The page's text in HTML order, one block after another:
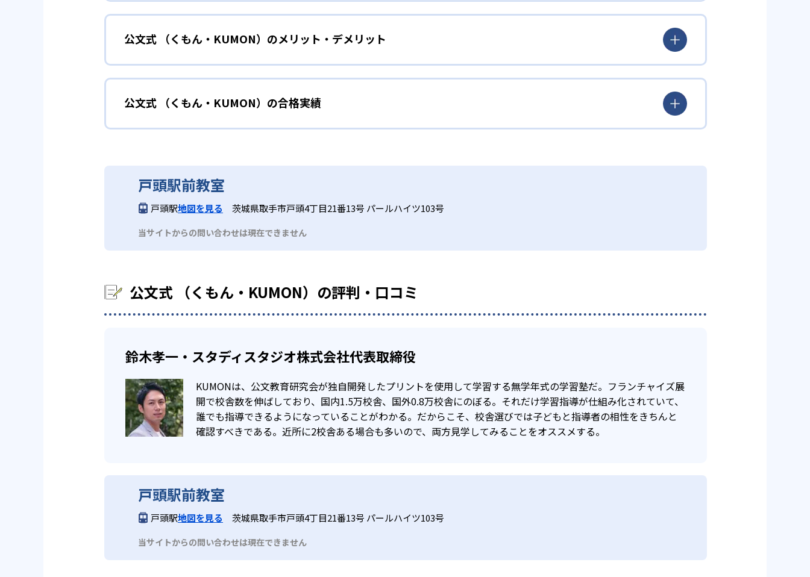
確実に100点が取れるレベルから少しずつ難易度を上げていくことで子どもたちは多くの成功体験を積み、学習する楽しさを経験
できる。
02 自学自習スタイル
KUMONの教材は、簡単な問題から高度な問題へと、スモールステップで進んでいけるよう工夫されている。このスタイルは子ど
時期から高校教材に進む生徒もいる。
03 フレキシブルな受講スタイル
KUMONでは、教室が開いている時間内であれば、何曜日にでも週2回受講できる。そのため、部活や他の習い事で忙しい中高生に
も通室しやすい。また、教室によっては自宅からのオンライン受講と通室を組み合わせることも可能だ。
小学校に入る準備をしたい幼児向け
KUMONでは細かいステップに分かれた教材で、わかる楽しさを経験しながら無理なく力を高めていける。
性格や学習への取り組み姿勢に合わせて内容も調整するため、小学校に入ってもつまずきにくい学力を身につけられるだろう。
KUMONでは経験豊富な先生が、子どものやる気を引き出せるよう適切なヒントを与えたり、声かけをしたりしている。苦手な科
目でも自分で解けた達成感を味わうことで、少しずつ苦手意識を克服できるだろう。
中学生・高校生 部活や習い事と両立したい生徒向け
KUMONでは、一人ひとりの学習状況やスケジュールに合わせて、きめ細やかにカリキュラムを調整している。
宿題の量や進め方に関しては、いつでも気軽に相談可能だ。
公文式 （くもん・KUMON）のメリット・デメリット
どんなメリットがある？
KUMONでは自学自習スタイルで勉強するため、集中力や目標に向かって頑張りやり抜く力を育むことができる。また、年齢や学
年にとらわれずに自分の学力に相応したレベルから学習できるため、難しすぎてやる気を損ねたり、簡単すぎて退屈することもな
い。
どんなデメリットがある？
KUMONでは、中高生のクラスでも数学・英語・国語の3教科に限られるため、その他の教科に関しては他塾を検討する必要がある
だろう。
公文式 （くもん・KUMON）の合格実績
KUMONは、公式サイトでは合格実績は公開していない。志望校への実績があるかどうかは、通う予定の教室に問い合わせたい。
戸頭駅前教室
戸頭駅地図を見る 茨城県取手市戸頭4丁目21番13号 パールハイツ103号
当サイトからの問い合わせは現在できません
公文式 （くもん・KUMON）の評判・口コミ
鈴木孝一・スタディスタジオ株式会社代表取締役
KUMONは、公文教育研究会が独自開発したプリントを使用して学習する無学年式の学習塾だ。フランチャイズ展
開で校舎数を伸ばしており、国内1.5万校舎、国外0.8万校舎にのぼる。それだけ学習指導が仕組み化されていて、
誰でも指導できるようになっていることがわかる。だからこそ、校舎選びでは子どもと指導者の相性をきちんと
確認すべきである。近所に2校舎ある場合も多いので、両方見学してみることをオススメする。
戸頭駅前教室
戸頭駅地図を見る 茨城県取手市戸頭4丁目21番13号 パールハイツ103号
当サイトからの問い合わせは現在できません